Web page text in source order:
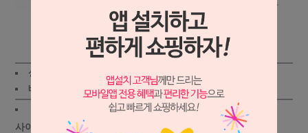
상세보기
상품가 :
배송비 :
(조건) ! 지역별 !
사이즈 선택 :